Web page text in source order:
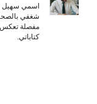
اسمي سهيل
شغفي
مفصلة تعكس
كتاباتي.